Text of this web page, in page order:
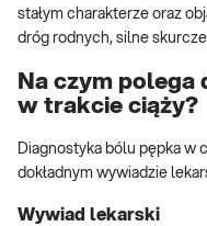
stałym charakterze oraz
dróg rodnych, silne
Na czym
w trakcie ciąży?
Diagnostyka bólu pępka w
dokładnym wywiadzie
Wywiad lekarski